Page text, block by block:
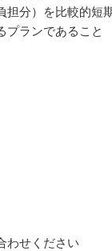
担分）を比較的短
プランであること
わせください